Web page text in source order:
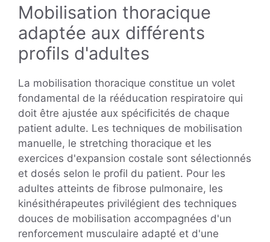
Mobilisation thoracique
adaptée aux différents
profils d'adultes
La mobilisation thoracique constitue un volet
fondamental de la rééducation respiratoire qui
doit être ajustée aux spécificités de chaque
patient adulte. Les techniques de mobilisation
manuelle, le stretching thoracique et les
exercices d'expansion costale sont sélectionnés
et dosés selon le profil du patient. Pour les
adultes atteints de fibrose pulmonaire, les
kinésithérapeutes privilégient des techniques
douces de mobilisation accompagnées d'un
renforcement musculaire adapté et d'une